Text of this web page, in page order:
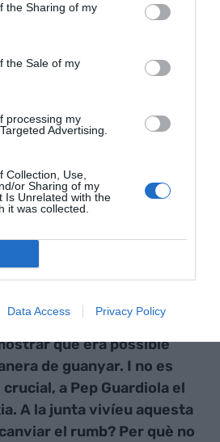
the Sharing of my
the Sale of my
processing my
Advertising.
Collection, Use,
or Sharing of my
Is Unrelated with the
it was collected.
Data Access Privacy Policy
hi arribo ni m’atreveixo a
del
no em ve de
de 1.350
vegada a les primeres
de Sandro Rosell. Fa
desmuntar tot el que
l’herència, amb el model
que era possible
de guanyar. I no es
a Pep Guardiola el
A la junta vivíeu aquesta
el rumb? Per què no